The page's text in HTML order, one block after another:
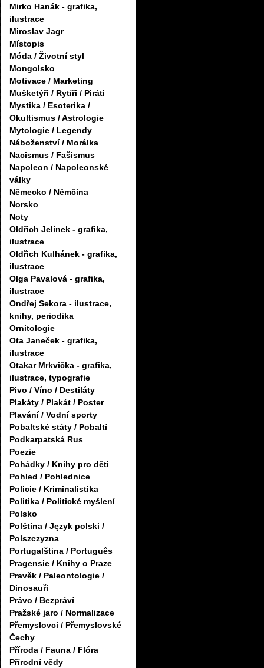
Mirko Hanák - grafika,
ilustrace
Miroslav Jagr
Místopis
Móda / Životní styl
Mongolsko
Motivace / Marketing
Mušketýři / Rytíři / Piráti
Mystika / Esoterika /
Okultismus / Astrologie
Mytologie / Legendy
Náboženství / Morálka
Nacismus / Fašismus
Napoleon / Napoleonské
války
Německo / Němčina
Norsko
Noty
Oldřich Jelínek - grafika,
ilustrace
Oldřich Kulhánek - grafika,
ilustrace
Olga Pavalová - grafika,
ilustrace
Ondřej Sekora - ilustrace,
knihy, periodika
Ornitologie
Ota Janeček - grafika,
ilustrace
Otakar Mrkvička - grafika,
ilustrace, typografie
Pivo / Víno / Destiláty
Plakáty / Plakát / Poster
Plavání / Vodní sporty
Pobaltské státy / Pobaltí
Podkarpatská Rus
Poezie
Pohádky / Knihy pro děti
Pohled / Pohlednice
Policie / Kriminalistika
Politika / Politické myšlení
Polsko
Polština / Język polski /
Polszczyzna
Portugalština / Português
Pragensie / Knihy o Praze
Pravěk / Paleontologie /
Dinosauři
Právo / Bezpráví
Pražské jaro / Normalizace
Přemyslovci / Přemyslovské
Čechy
Příroda / Fauna / Flóra
Přírodní vědy